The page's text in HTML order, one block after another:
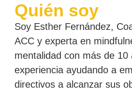
Quién soy
Soy Esther Fernández,
ACC y experta en
mentalidad con más de 10
experiencia ayudando a
directivos a alcanzar sus